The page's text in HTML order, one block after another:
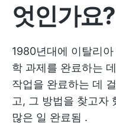
엇인가요?
1980년대에 이탈리
학 과제를 완료하는
작업을 완료하는 데
고, 그 방법을 찾고자
많은 일 완료됨 .